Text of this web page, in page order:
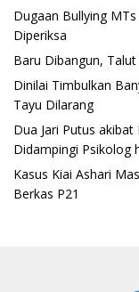
Dugaan Bullying
Diperiksa
Baru Dibangun,
Dinilai Timbulkan
Tayu Dilarang
Dua Jari Putus
Didampingi Psikolog
Kasus Kiai Ashari
Berkas P21